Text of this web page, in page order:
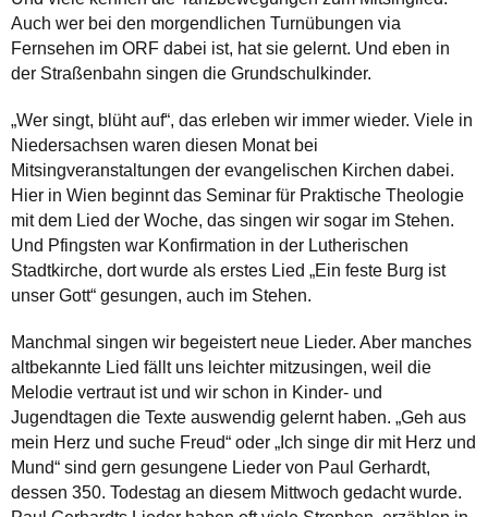
Auch wer bei den morgendlichen Turnübungen via
Fernsehen im ORF dabei ist, hat sie gelernt. Und eben in
der Straßenbahn singen die Grundschulkinder.
„Wer singt, blüht auf“, das erleben wir immer wieder. Viele in
Niedersachsen waren diesen Monat bei
Mitsingveranstaltungen der evangelischen Kirchen dabei.
Hier in Wien beginnt das Seminar für Praktische Theologie
mit dem Lied der Woche, das singen wir sogar im Stehen.
Und Pfingsten war Konfirmation in der Lutherischen
Stadtkirche, dort wurde als erstes Lied „Ein feste Burg ist
unser Gott“ gesungen, auch im Stehen.
Manchmal singen wir begeistert neue Lieder. Aber manches
altbekannte Lied fällt uns leichter mitzusingen, weil die
Melodie vertraut ist und wir schon in Kinder- und
Jugendtagen die Texte auswendig gelernt haben. „Geh aus
mein Herz und suche Freud“ oder „Ich singe dir mit Herz und
Mund“ sind gern gesungene Lieder von Paul Gerhardt,
dessen 350. Todestag an diesem Mittwoch gedacht wurde.